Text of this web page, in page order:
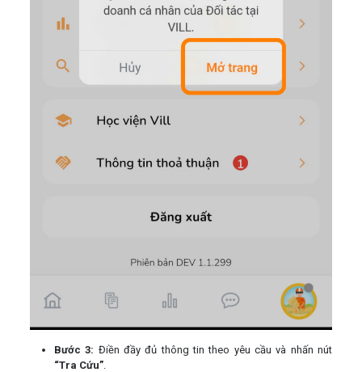
Bước 3: Điền đầy đủ thông tin theo yêu cầu và nhấn nút
“Tra Cứu”.